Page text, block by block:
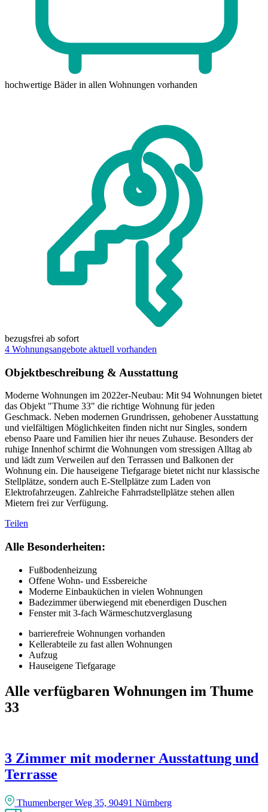
hochwertige Bäder in allen Wohnungen vorhanden
bezugsfrei ab sofort
4 Wohnungsangebote aktuell vorhanden
Objektbeschreibung & Ausstattung
Moderne Wohnungen im 2022er-Neubau: Mit 94 Wohnungen bietet
das Objekt "Thume 33" die richtige Wohnung für jeden
Geschmack. Neben modernen Grundrissen, gehobener Ausstattung
und vielfältigen Möglichkeiten finden nicht nur Singles, sondern
ebenso Paare und Familien hier ihr neues Zuhause. Besonders der
ruhige Innenhof schirmt die Wohnungen vom stressigen Alltag ab
und lädt zum Verweilen auf den Terrassen und Balkonen der
Wohnung ein. Die hauseigene Tiefgarage bietet nicht nur klassische
Stellplätze, sondern auch E-Stellplätze zum Laden von
Elektrofahrzeugen. Zahlreiche Fahrradstellplätze stehen allen
Mietern frei zur Verfügung.
Teilen
Alle Besonderheiten:
Fußbodenheizung
Offene Wohn- und Essbereiche
Moderne Einbauküchen in vielen Wohnungen
Badezimmer überwiegend mit ebenerdigen Duschen
Fenster mit 3-fach Wärmeschutzverglasung
barrierefreie Wohnungen vorhanden
Kellerabteile zu fast allen Wohnungen
Aufzug
Hauseigene Tiefgarage
Alle verfügbaren Wohnungen im Thume
33
3 Zimmer mit moderner Ausstattung und
Terrasse
Thumenberger Weg 35, 90491 Nürnberg